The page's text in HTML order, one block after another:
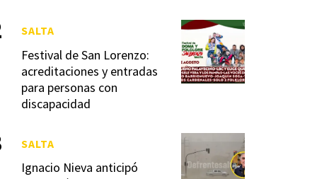
Festival de San Lorenzo:
acreditaciones y entradas
para personas con
discapacidad
SALTA
Ignacio Nieva anticipó
SALTA